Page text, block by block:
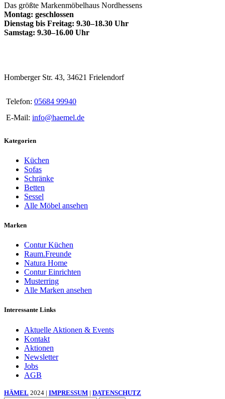
Das größte Markenmöbelhaus Nordhessens
Montag: geschlossen
Dienstag bis Freitag: 9.30–18.30 Uhr
Samstag: 9.30–16.00 Uhr
Homberger Str. 43, 34621 Frielendorf
Telefon: 05684 99940
E-Mail: info@haemel.de
Kategorien
Küchen
Sofas
Schränke
Betten
Sessel
Alle Möbel ansehen
Marken
Contur Küchen
Raum.Freunde
Natura Home
Contur Einrichten
Musterring
Alle Marken ansehen
Interessante Links
Aktuelle Aktionen & Events
Kontakt
Aktionen
Newsletter
Jobs
AGB
HÄMEL 2024 | IMPRESSUM | DATENSCHUTZ